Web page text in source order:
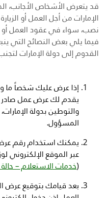
قد يتعرض الأشخاص الأجانب،
الإمارات من أجل العمل أو
نصب، سواء في عقود العمل أو
فيما يلي بعض النصائح التي
القدوم إلى دولة الإمارات
إذا عرض عليك شخصاً ما
يقدم لك عرض عمل صادر
والتوطين بدولة
المسؤول.
يمكنك استخدام رقم
عبر الموقع الإلكتروني
(خدمات الاستعلام –
بعد قيامك بتوقيع